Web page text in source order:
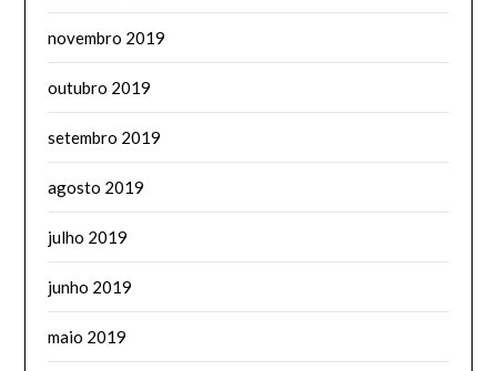
novembro 2019
outubro 2019
setembro 2019
agosto 2019
julho 2019
junho 2019
maio 2019